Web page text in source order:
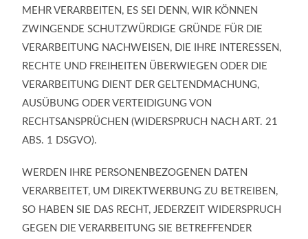
MEHR VERARBEITEN, ES SEI DENN, WIR KÖNNEN
ZWINGENDE SCHUTZWÜRDIGE GRÜNDE FÜR DIE
VERARBEITUNG NACHWEISEN, DIE IHRE INTERESSEN,
RECHTE UND FREIHEITEN ÜBERWIEGEN ODER DIE
VERARBEITUNG DIENT DER GELTENDMACHUNG,
AUSÜBUNG ODER VERTEIDIGUNG VON
RECHTSANSPRÜCHEN (WIDERSPRUCH NACH ART. 21
ABS. 1 DSGVO).
WERDEN IHRE PERSONENBEZOGENEN DATEN
VERARBEITET, UM DIREKTWERBUNG ZU BETREIBEN,
SO HABEN SIE DAS RECHT, JEDERZEIT WIDERSPRUCH
GEGEN DIE VERARBEITUNG SIE BETREFFENDER